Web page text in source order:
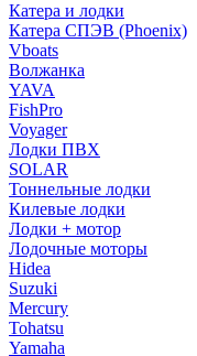
Катера и лодки
Катера СПЭВ (Phoenix)
Vboats
Волжанка
YAVA
FishPro
Voyager
Лодки ПВХ
SOLAR
Тоннельные лодки
Килевые лодки
Лодки + мотор
Лодочные моторы
Hidea
Suzuki
Mercury
Tohatsu
Yamaha